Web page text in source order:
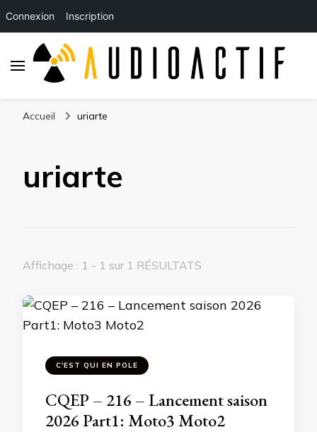
Connexion Inscription
Accueil uriarte
uriarte
Affichage : 1 - 1 sur 1 RÉSULTATS
C'EST QUI EN POLE
CQEP – 216 – Lancement saison
2026 Part1: Moto3 Moto2